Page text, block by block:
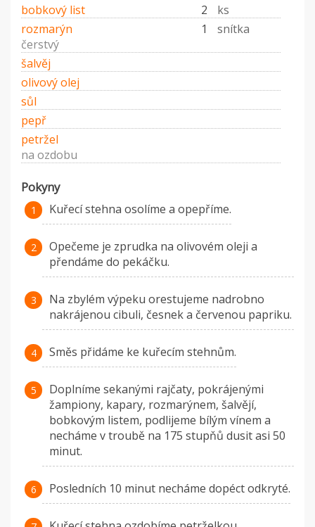
bobkový list
2
ks
rozmarýn
1
snítka
čerstvý
šalvěj
olivový olej
sůl
pepř
petržel
na ozdobu
Pokyny
Kuřecí stehna osolíme a opepříme.
Opečeme je zprudka na olivovém oleji a
přendáme do pekáčku.
Na zbylém výpeku orestujeme nadrobno
nakrájenou cibuli, česnek a červenou papriku.
Směs přidáme ke kuřecím stehnům.
Doplníme sekanými rajčaty, pokrájenými
žampiony, kapary, rozmarýnem, šalvějí,
bobkovým listem, podlijeme bílým vínem a
necháme v troubě na 175 stupňů dusit asi 50
minut.
Posledních 10 minut necháme dopéct odkryté.